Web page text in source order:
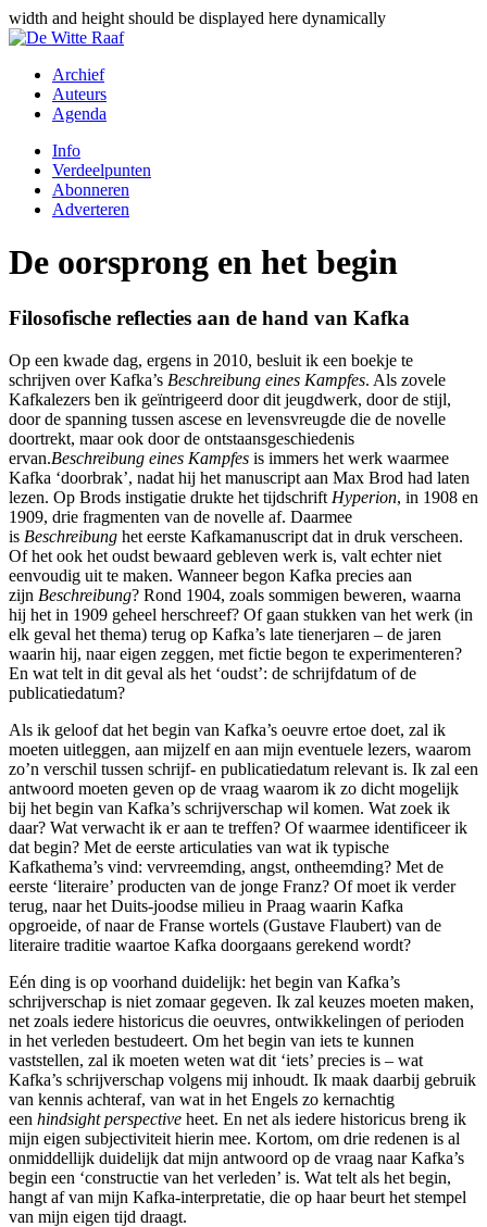
width and height should be displayed here dynamically
Archief
Auteurs
Agenda
Info
Verdeelpunten
Abonneren
Adverteren
De oorsprong en het begin
Filosofische reflecties aan de hand van Kafka
Op een kwade dag, ergens in 2010, besluit ik een boekje te
schrijven over Kafka’s Beschreibung eines Kampfes. Als zovele
Kafkalezers ben ik geïntrigeerd door dit jeugdwerk, door de stijl,
door de spanning tussen ascese en levensvreugde die de novelle
doortrekt, maar ook door de ontstaansgeschiedenis
ervan.Beschreibung eines Kampfes is immers het werk waarmee
Kafka ‘doorbrak’, nadat hij het manuscript aan Max Brod had laten
lezen. Op Brods instigatie drukte het tijdschrift Hyperion, in 1908 en
1909, drie fragmenten van de novelle af. Daarmee
is Beschreibung het eerste Kafkamanuscript dat in druk verscheen.
Of het ook het oudst bewaard gebleven werk is, valt echter niet
eenvoudig uit te maken. Wanneer begon Kafka precies aan
zijn Beschreibung? Rond 1904, zoals sommigen beweren, waarna
hij het in 1909 geheel herschreef? Of gaan stukken van het werk (in
elk geval het thema) terug op Kafka’s late tienerjaren – de jaren
waarin hij, naar eigen zeggen, met fictie begon te experimenteren?
En wat telt in dit geval als het ‘oudst’: de schrijfdatum of de
publicatiedatum?
Als ik geloof dat het begin van Kafka’s oeuvre ertoe doet, zal ik
moeten uitleggen, aan mijzelf en aan mijn eventuele lezers, waarom
zo’n verschil tussen schrijf- en publicatiedatum relevant is. Ik zal een
antwoord moeten geven op de vraag waarom ik zo dicht mogelijk
bij het begin van Kafka’s schrijverschap wil komen. Wat zoek ik
daar? Wat verwacht ik er aan te treffen? Of waarmee identificeer ik
dat begin? Met de eerste articulaties van wat ik typische
Kafkathema’s vind: vervreemding, angst, ontheemding? Met de
eerste ‘literaire’ producten van de jonge Franz? Of moet ik verder
terug, naar het Duits-joodse milieu in Praag waarin Kafka
opgroeide, of naar de Franse wortels (Gustave Flaubert) van de
literaire traditie waartoe Kafka doorgaans gerekend wordt?
Eén ding is op voorhand duidelijk: het begin van Kafka’s
schrijverschap is niet zomaar gegeven. Ik zal keuzes moeten maken,
net zoals iedere historicus die oeuvres, ontwikkelingen of perioden
in het verleden bestudeert. Om het begin van iets te kunnen
vaststellen, zal ik moeten weten wat dit ‘iets’ precies is – wat
Kafka’s schrijverschap volgens mij inhoudt. Ik maak daarbij gebruik
van kennis achteraf, van wat in het Engels zo kernachtig
een hindsight perspective heet. En net als iedere historicus breng ik
mijn eigen subjectiviteit hierin mee. Kortom, om drie redenen is al
onmiddellijk duidelijk dat mijn antwoord op de vraag naar Kafka’s
begin een ‘constructie van het verleden’ is. Wat telt als het begin,
hangt af van mijn Kafka-interpretatie, die op haar beurt het stempel
van mijn eigen tijd draagt.